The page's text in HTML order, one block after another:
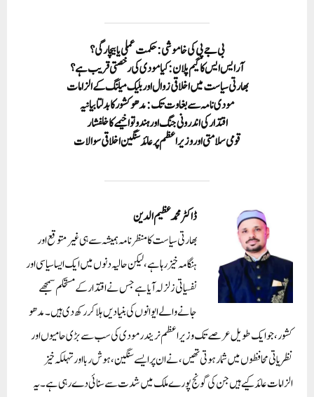
بی جے پی کی خاموشی: حکمت عملی یا بیچارگی؟
آر ایس ایس کا گیم پلان: کیا مودی کی رخصتی قریب ہے؟
بھارتی سیاست میں اخلاقی زوال اور بلیک میلنگ کے الزامات
مودی نامہ سے بغاوت تک: مدھو کشور کا بدلتا بیانیہ
اقتدار کی اندرونی جنگ اور ہندوتوا خیمے کا خلفشار
قومی سلامتی اور وزیر اعظم پر عائد سنگین اخلاقی سوالات
ڈاکٹر محمد عظیم الدین
بھارتی سیاست کا منظر نامہ ہمیشہ سے ہی غیر متوقع اور
ہنگامہ خیز رہا ہے، لیکن حالیہ دنوں میں ایک ایسا سیاسی اور
نفسیاتی زلزلہ آیا ہے جس نے اقتدار کے مستحکم سمجھے
جانے والے ایوانوں کی بنیادیں ہلا کر رکھ دی ہیں۔ مدھو
کشور، جو ایک طویل عرصے تک وزیر اعظم نریندر مودی کی سب سے بڑی حامیوں اور
نظریاتی محافظوں میں شمار ہوتی تھیں، نے ان پر ایسے سنگین، ہوش ربا اور تہلکہ خیز
الزامات عائد کیے ہیں جن کی گونج پورے ملک میں شدت سے سنائی دے رہی ہے۔ یہ